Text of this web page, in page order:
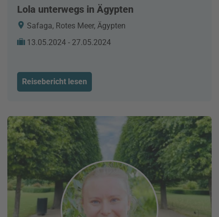
Lola unterwegs in Ägypten
Safaga, Rotes Meer, Ägypten
13.05.2024 - 27.05.2024
Reisebericht lesen